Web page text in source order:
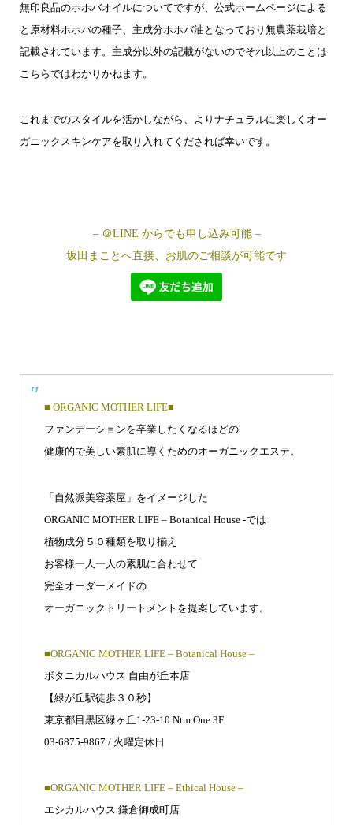
無印良品のホホバオイルについてですが、公式ホームページによる
と原材料ホホバの種子、主成分ホホバ油となっており無農薬栽培と
記載されています。主成分以外の記載がないのでそれ以上のことは
こちらではわかりかねます。
これまでのスタイルを活かしながら、よりナチュラルに楽しくオー
ガニックスキンケアを取り入れてくだされば幸いです。
– ＠LINE からでも申し込み可能 –
坂田まことへ直接、お肌のご相談が可能です
■ ORGANIC MOTHER LIFE■
ファンデーションを卒業したくなるほどの
健康的で美しい素肌に導くためのオーガニックエステ。
「自然派美容薬屋」をイメージした
ORGANIC MOTHER LIFE – Botanical House -では
植物成分５０種類を取り揃え
お客様一人一人の素肌に合わせて
完全オーダーメイドの
オーガニックトリートメントを提案しています。
■ORGANIC MOTHER LIFE – Botanical House –
ボタニカルハウス 自由が丘本店
【緑が丘駅徒歩３０秒】
東京都目黒区緑ヶ丘1-23-10 Ntm One 3F
03-6875-9867 / 火曜定休日
■ORGANIC MOTHER LIFE – Ethical House –
エシカルハウス 鎌倉御成町店